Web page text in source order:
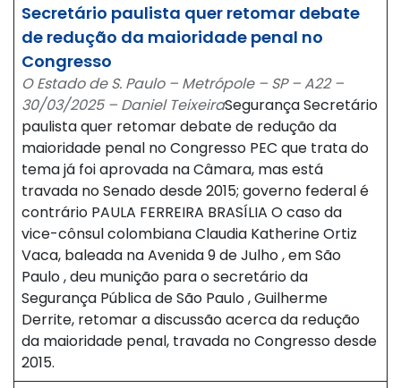
Secretário paulista quer retomar debate
de redução da maioridade penal no
Congresso
O Estado de S. Paulo – Metrópole – SP – A22 –
30/03/2025 – Daniel TeixeiraSegurança Secretário
paulista quer retomar debate de redução da
maioridade penal no Congresso PEC que trata do
tema já foi aprovada na Câmara, mas está
travada no Senado desde 2015; governo federal é
contrário PAULA FERREIRA BRASÍLIA O caso da
vice-cônsul colombiana Claudia Katherine Ortiz
Vaca, baleada na Avenida 9 de Julho , em São
Paulo , deu munição para o secretário da
Segurança Pública de São Paulo , Guilherme
Derrite, retomar a discussão acerca da redução
da maioridade penal, travada no Congresso desde
2015.